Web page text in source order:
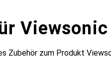
Zubehör zum Produkt